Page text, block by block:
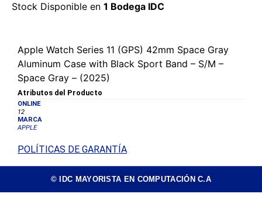
Stock Disponible en 1 Bodega IDC
Apple Watch Series 11 (GPS) 42mm Space Gray
Aluminum Case with Black Sport Band – S/M –
Space Gray – (2025)
Atributos del Producto
ONLINE
12
MARCA
APPLE
POLÍTICAS DE GARANTÍA
© IDC MAYORISTA EN COMPUTACIÓN C.A